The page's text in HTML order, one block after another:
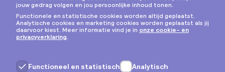
Privacy & cookies
Algemene voorwaarden